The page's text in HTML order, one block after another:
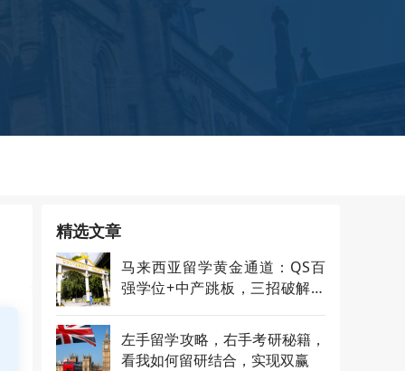
精选文章
马来西亚留学黄金通道：QS百
强学位+中产跳板，三招破解信
左手留学攻略，右手考研秘籍，
看我如何留研结合，实现双赢